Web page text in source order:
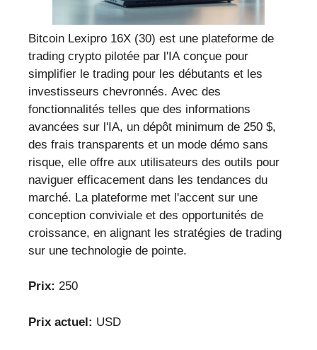
Bitcoin Lexipro 16X (30) est une plateforme de
trading crypto pilotée par l'IA conçue pour
simplifier le trading pour les débutants et les
investisseurs chevronnés. Avec des
fonctionnalités telles que des informations
avancées sur l'IA, un dépôt minimum de 250 $,
des frais transparents et un mode démo sans
risque, elle offre aux utilisateurs des outils pour
naviguer efficacement dans les tendances du
marché. La plateforme met l'accent sur une
conception conviviale et des opportunités de
croissance, en alignant les stratégies de trading
sur une technologie de pointe.
Prix: 250
Prix actuel: USD